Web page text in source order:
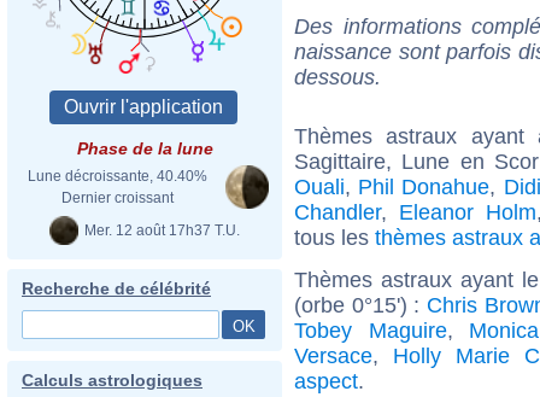
Phase de la lune
Lune décroissante, 40.40%
Dernier croissant
Mer. 12 août 17h37 T.U.
Recherche de célébrité
Calculs astrologiques
Des informations
naissance sont parfois
dessous.
Thèmes astraux
Sagittaire, Lune en
Ouali, Phil Donahue,
Chandler, Eleanor Holm
tous les thèmes astraux
Thèmes astraux ayant
(orbe 0°15') : Chris
Tobey Maguire,
Versace, Holly Marie
aspect.